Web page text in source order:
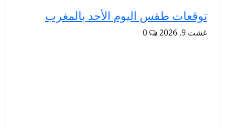
توقعات طقس اليوم الأحد بالمغرب
غشت 9, 2026 0